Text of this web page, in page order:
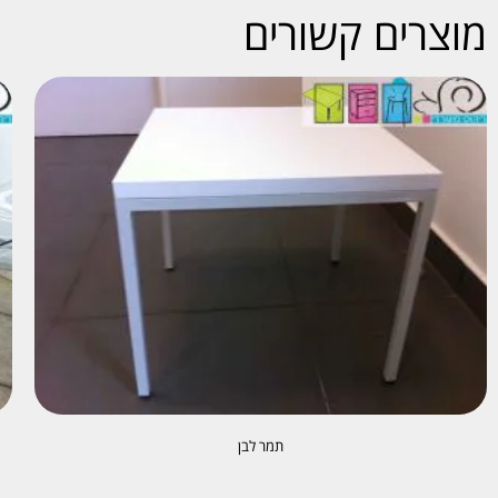
מוצרים קשורים
תמר לבן